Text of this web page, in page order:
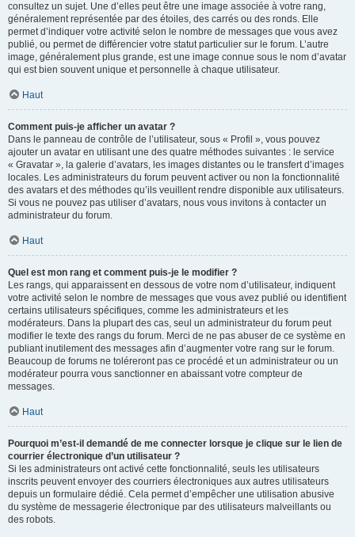
consultez un sujet. Une d’elles peut être une image associée à votre rang,
généralement représentée par des étoiles, des carrés ou des ronds. Elle
permet d’indiquer votre activité selon le nombre de messages que vous avez
publié, ou permet de différencier votre statut particulier sur le forum. L’autre
image, généralement plus grande, est une image connue sous le nom d’avatar
qui est bien souvent unique et personnelle à chaque utilisateur.
Haut
Comment puis-je afficher un avatar ?
Dans le panneau de contrôle de l’utilisateur, sous « Profil », vous pouvez
ajouter un avatar en utilisant une des quatre méthodes suivantes : le service
« Gravatar », la galerie d’avatars, les images distantes ou le transfert d’images
locales. Les administrateurs du forum peuvent activer ou non la fonctionnalité
des avatars et des méthodes qu’ils veuillent rendre disponible aux utilisateurs.
Si vous ne pouvez pas utiliser d’avatars, nous vous invitons à contacter un
administrateur du forum.
Haut
Quel est mon rang et comment puis-je le modifier ?
Les rangs, qui apparaissent en dessous de votre nom d’utilisateur, indiquent
votre activité selon le nombre de messages que vous avez publié ou identifient
certains utilisateurs spécifiques, comme les administrateurs et les
modérateurs. Dans la plupart des cas, seul un administrateur du forum peut
modifier le texte des rangs du forum. Merci de ne pas abuser de ce système en
publiant inutilement des messages afin d’augmenter votre rang sur le forum.
Beaucoup de forums ne toléreront pas ce procédé et un administrateur ou un
modérateur pourra vous sanctionner en abaissant votre compteur de
messages.
Haut
Pourquoi m’est-il demandé de me connecter lorsque je clique sur le lien de
courrier électronique d’un utilisateur ?
Si les administrateurs ont activé cette fonctionnalité, seuls les utilisateurs
inscrits peuvent envoyer des courriers électroniques aux autres utilisateurs
depuis un formulaire dédié. Cela permet d’empêcher une utilisation abusive
du système de messagerie électronique par des utilisateurs malveillants ou
des robots.